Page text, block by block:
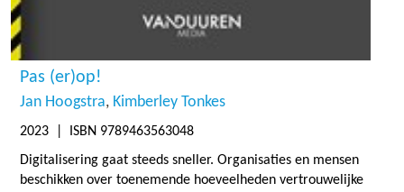
Pas (er)op!
Jan Hoogstra Kimberley Tonkes
2023 | ISBN 9789463563048
Digitalisering gaat steeds sneller. Organisaties en mensen
beschikken over toenemende hoeveelheden vertrouwelijke